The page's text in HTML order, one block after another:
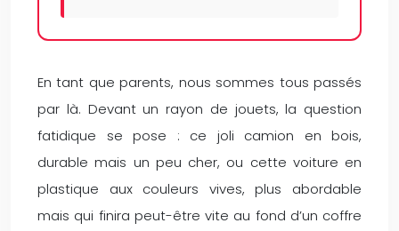
En tant que parents, nous sommes tous passés
par là. Devant un rayon de jouets, la question
fatidique se pose : ce joli camion en bois,
durable mais un peu cher, ou cette voiture en
plastique aux couleurs vives, plus abordable
mais qui finira peut-être vite au fond d’un coffre